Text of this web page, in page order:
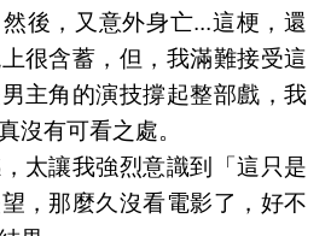
後，又意外身亡...這梗，還
很含蓄，但，我滿難接受這
主角的演技撐起整部戲，我
沒有可看之處。
太讓我強烈意識到「這只是
，那麼久沒看電影了，好不